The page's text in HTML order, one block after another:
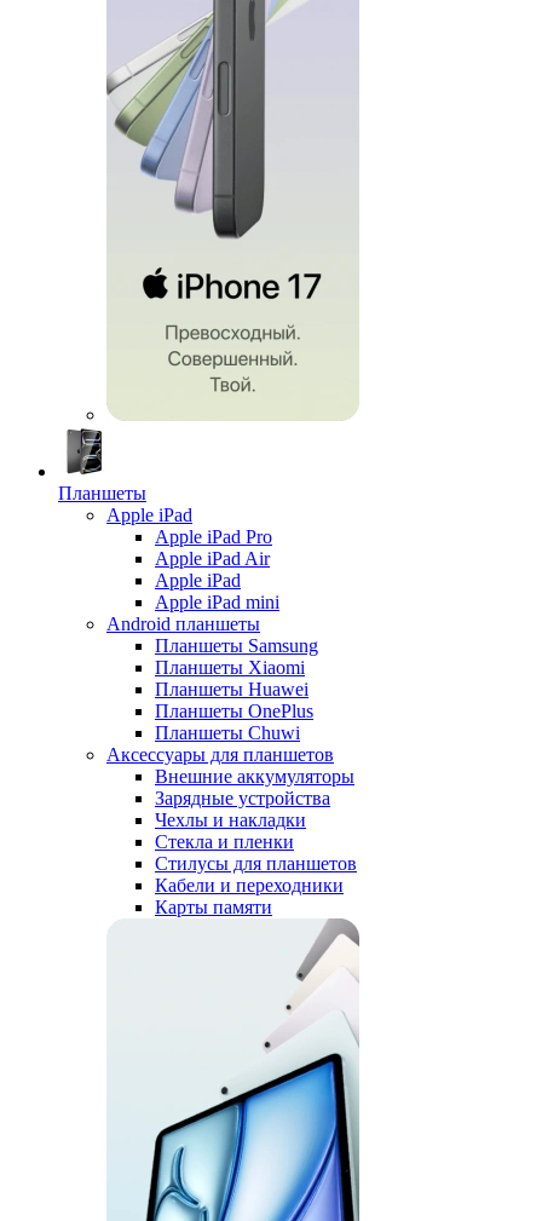
Планшеты
Apple iPad
Apple iPad Pro
Apple iPad Air
Apple iPad
Apple iPad mini
Android планшеты
Планшеты Samsung
Планшеты Xiaomi
Планшеты Huawei
Планшеты OnePlus
Планшеты Chuwi
Аксессуары для планшетов
Внешние аккумуляторы
Зарядные устройства
Чехлы и накладки
Стекла и пленки
Стилусы для планшетов
Кабели и переходники
Карты памяти